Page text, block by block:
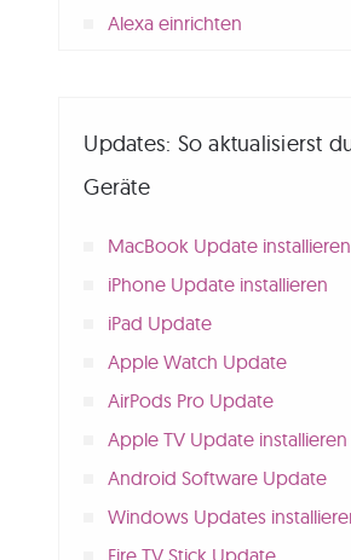
Alexa einrichten
Updates: So aktualisierst
Geräte
MacBook Update installieren
iPhone Update installieren
iPad Update
Apple Watch Update
AirPods Pro Update
Apple TV Update installieren
Android Software Update
Windows Updates
Fire TV Stick Update